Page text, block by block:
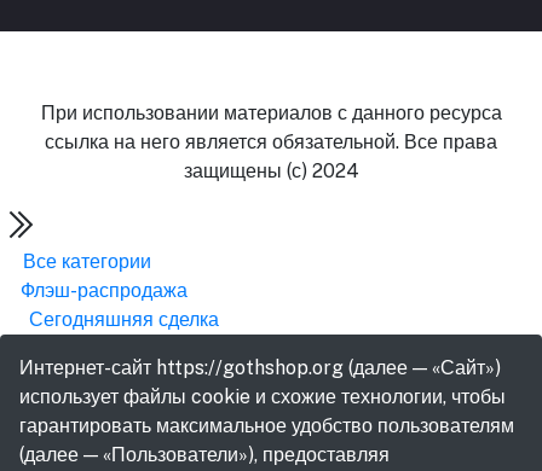
При использовании материалов с данного ресурса
ссылка на него является обязательной. Все права
защищены (с) 2024
Все категории
Флэш-распродажа
Сегодняшняя сделка
Интернет-сайт https://gothshop.org (далее — «Сайт»)
использует файлы cookie и схожие технологии, чтобы
гарантировать максимальное удобство пользователям
(далее — «Пользователи»), предоставляя